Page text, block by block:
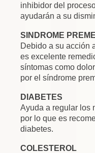
inhibidor del
ayudarán a su
SINDROME
Debido a su acción
es excelente
síntomas como
por el síndrome
DIABETES
Ayuda a regular los
por lo que es
diabetes.
COLESTEROL